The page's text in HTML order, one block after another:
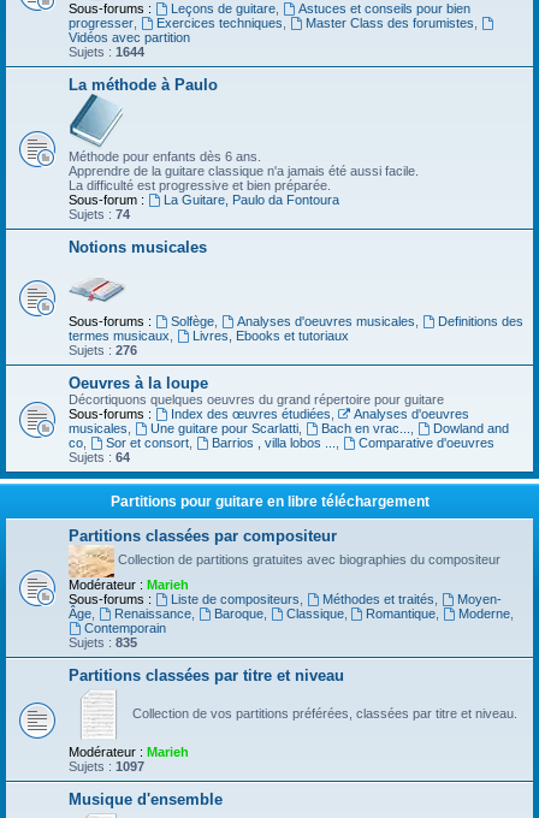
Sous-forums : Leçons de guitare,
Astuces et conseils pour bien
progresser
Exercices techniques Master Class des forumistes
Vidéos avec partition
Sujets : 1644
La méthode à Paulo
Méthode pour enfants dès 6 ans.
Apprendre de la guitare classique n'a jamais été aussi facile.
La difficulté est progressive et bien préparée.
Sous-forum :
La Guitare, Paulo da Fontoura
Sujets : 74
Notions musicales
Sous-forums : Solfège, Analyses d'oeuvres musicales
Definitions des
termes musicaux
Livres, Ebooks et tutoriaux
Sujets : 276
Oeuvres à la loupe
Décortiquons quelques oeuvres du grand répertoire pour guitare
Sous-forums :
Index des œuvres étudiées
Analyses d'oeuvres
musicales
Une guitare pour Scarlatti, Bach en vrac...
Dowland and
co
Sor et consort, Barrios , villa lobos ...
Comparative d'oeuvres
Sujets : 64
Partitions pour guitare en libre téléchargement
Partitions classées par compositeur
Collection de partitions gratuites avec biographies du compositeur
Modérateur : Marieh
Sous-forums :
Liste de compositeurs Méthodes et traités
Moyen-
Âge
Renaissance, Baroque, Classique, Romantique Moderne
Contemporain
Sujets : 835
Partitions classées par titre et niveau
Collection de vos partitions préférées, classées par titre et niveau.
Modérateur : Marieh
Sujets : 1097
Musique d'ensemble